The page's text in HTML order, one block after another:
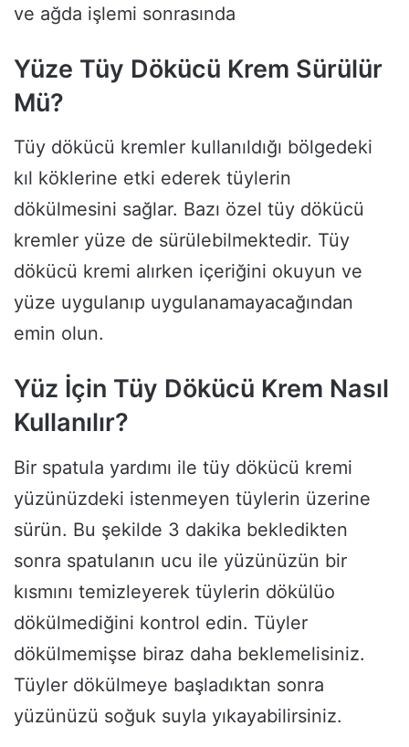
ve ağda işlemi sonrasında
Yüze Tüy Dökücü Krem Sürülür
Mü?
Tüy dökücü kremler kullanıldığı bölgedeki
kıl köklerine etki ederek tüylerin
dökülmesini sağlar. Bazı özel tüy dökücü
kremler yüze de sürülebilmektedir. Tüy
dökücü kremi alırken içeriğini okuyun ve
yüze uygulanıp uygulanamayacağından
emin olun.
Yüz İçin Tüy Dökücü Krem Nasıl
Kullanılır?
Bir spatula yardımı ile tüy dökücü kremi
yüzünüzdeki istenmeyen tüylerin üzerine
sürün. Bu şekilde 3 dakika bekledikten
sonra spatulanın ucu ile yüzünüzün bir
kısmını temizleyerek tüylerin dökülüo
dökülmediğini kontrol edin. Tüyler
dökülmemişse biraz daha beklemelisiniz.
Tüyler dökülmeye başladıktan sonra
yüzünüzü soğuk suyla yıkayabilirsiniz.